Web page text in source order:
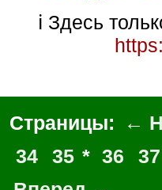
ℹ Здесь
Страницы: ←
34
35 * 36 37